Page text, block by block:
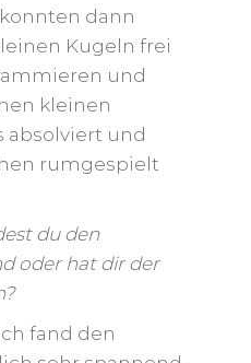
dann
Kugeln frei
und
kleinen
absolviert und
rumgespielt
du den
oder hat dir der
fand den